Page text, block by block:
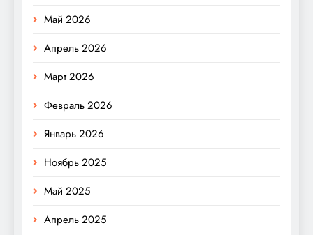
Май 2026
Апрель 2026
Март 2026
Февраль 2026
Январь 2026
Ноябрь 2025
Май 2025
Апрель 2025